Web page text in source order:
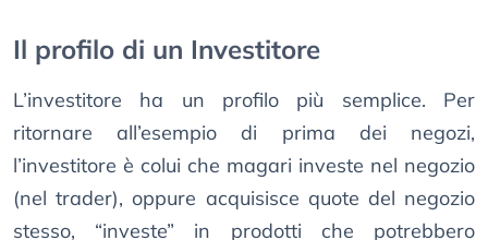
Il profilo di un Investitore
L’investitore ha un profilo più semplice. Per
ritornare all’esempio di prima dei negozi,
l’investitore è colui che magari investe nel negozio
(nel trader), oppure acquisisce quote del negozio
stesso, “investe” in prodotti che potrebbero